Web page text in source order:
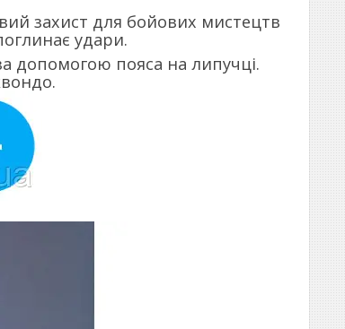
захист для бойових мистецтв
удари.
допомогою пояса на липучці.